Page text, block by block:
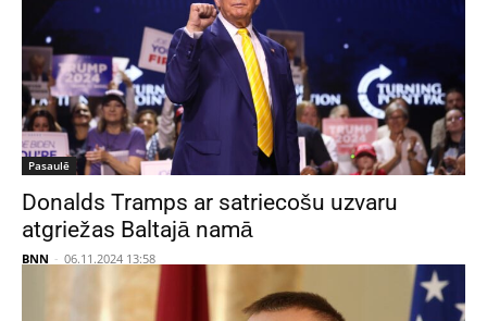
Pasaulē
Donalds Tramps ar satriecošu uzvaru
atgriežas Baltajā namā
BNN - 06.11.2024 13:58